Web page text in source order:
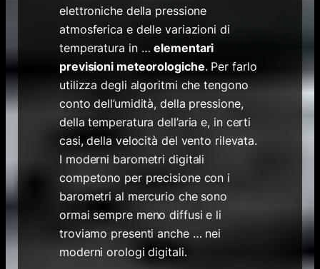
elettroniche della pressione
atmosferica e delle variazioni di
temperatura in …elementari
previsioni meteorologiche. Per farlo
utilizza degli algoritmi che tengono
conto dell’umidità, della pressione,
della temperatura dell’aria e, in certi
casi, della velocità del vento rilevata.
I moderni barometri digitali
competono per precisione con i
barometri al mercurio che sono
ormai sempre meno diffusi e li
troviamo presenti anche … nei
moderni orologi digitali.